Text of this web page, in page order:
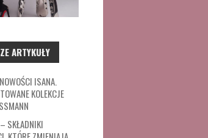
ARTYKUŁY
ISANA.
KOLEKCJE
SKŁADNIKI